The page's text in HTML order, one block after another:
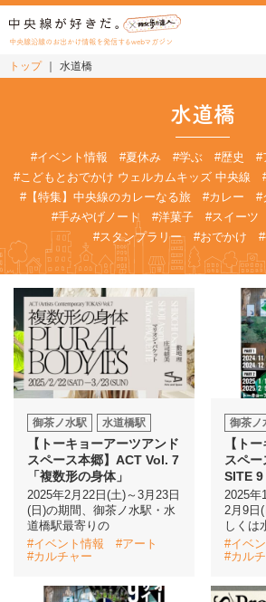
中央線沿線のお出かけ情報を発信するwebマガジン
スイーツ・テイクアウト
おでかけ
ショッピング
中央線カルチャー
特集
連載
中央線フェス
イベント情報
おしらせ
駅から 探す
トップ 水道橋
水道橋
#イベント情報 #夏休み #学ぶ #歴史 #
#こどもとおでかけ ウェルカムキッズ 中央線
#【特集】中央線のカレーなる旅
#カレー #
#手みやげノート
#洋菓子 #スイーツ
#スタンプラリー
#おでかけ
御茶ノ水駅 水道橋駅
【トーキョーアーツアンド
スペース本郷】ACT Vol. 7
「複数形の身体」
2025年2月22日(土)～3月23日
(日)の期間、御茶ノ水駅・水
道橋駅最寄りの
#イベント情報
#アート
#カルチャー
御茶ノ
【ト
スペー
SITE 9
2025年
2月9日
しくは
#イベ
#カル